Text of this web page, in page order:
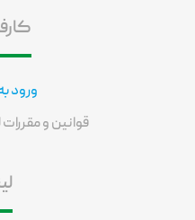
ورود
قوانین و مقررات